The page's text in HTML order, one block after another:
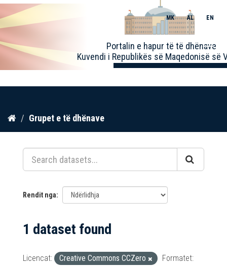
Kalo
përmbajtja
Portalin e hapur të të dhënave
Kuvendi i Republikës së Maqedonisë së
MK AL EN
Toggle
Grupet e të dhënave
Rendit nga
1 dataset found
Licencat: Creative Commons CCZero
Formatet: